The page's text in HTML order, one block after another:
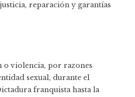
reparación y garantías
o violencia, por razones
sexual, durante el
franquista hasta la